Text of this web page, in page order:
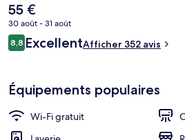
Extérieur
Le
prix
actuel
est
55 €
30 août - 31 août
Avis
voyageurs
8,88,8 sur 10
ExcellentAfficher 352 avis
Équipements populaires
Wi-Fi gratuit